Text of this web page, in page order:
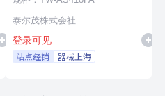
泰尔茂株式会社
登录可见
站点经销 器械上海